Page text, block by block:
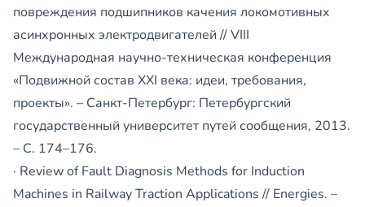
повреждения подшипников качения локомотивных
асинхронных электродвигателей // VIII
Международная научно-техническая конференция
«Подвижной состав XXI века: идеи, требования,
проекты». – Санкт-Петербург: Петербургский
государственный университет путей сообщения, 2013.
– С. 174–176.
· Review of Fault Diagnosis Methods for Induction
Machines in Railway Traction Applications // Energies. –